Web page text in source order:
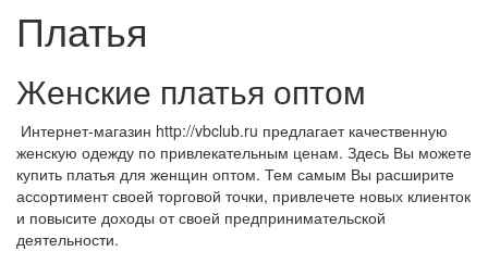
Платья
Женские платья оптом
Интернет-магазин http://vbclub.ru предлагает качественную
женскую одежду по привлекательным ценам. Здесь Вы можете
купить платья для женщин оптом. Тем самым Вы расширите
ассортимент своей торговой точки, привлечете новых клиенток
и повысите доходы от своей предпринимательской
деятельности.